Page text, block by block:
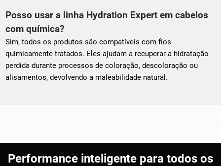
Posso usar a linha Hydration Expert em cabelos
com química?
Sim, todos os produtos são compatíveis com fios
quimicamente tratados. Eles ajudam a recuperar a hidratação
perdida durante processos de coloração, descoloração ou
alisamentos, devolvendo a maleabilidade natural.
Performance inteligente para todos os